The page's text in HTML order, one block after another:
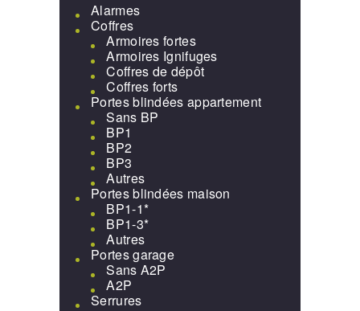
Alarmes
Coffres
Armoires fortes
Armoires Ignifuges
Coffres de dépôt
Coffres forts
Portes blindées appartement
Sans BP
BP1
BP2
BP3
Autres
Portes blindées maison
BP1-1*
BP1-3*
Autres
Portes garage
Sans A2P
A2P
Serrures